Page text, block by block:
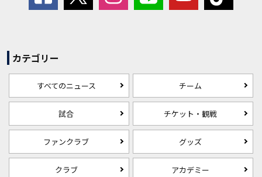
カテゴリー
すべてのニュース チーム
試合 チケット・観戦
ファンクラブ グッズ
クラブ アカデミー